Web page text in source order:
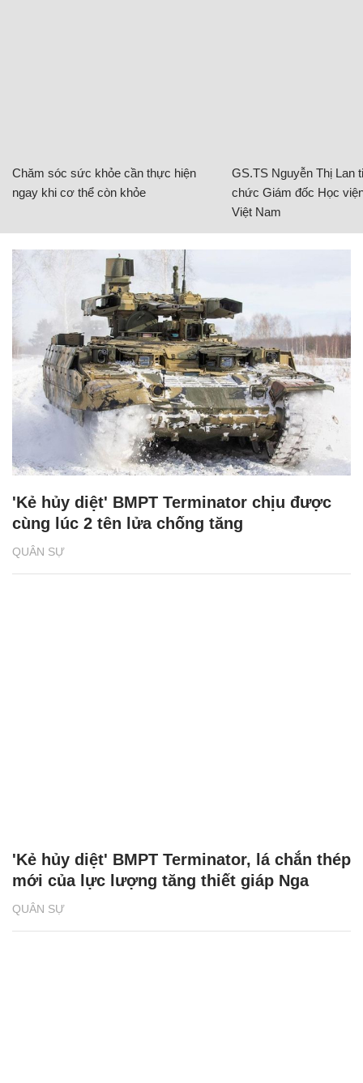
Chăm sóc sức khỏe cần thực hiện
ngay khi cơ thể còn khỏe
GS.TS Nguyễn Thị Lan
chức Giám đốc Học
Việt Nam
QUÂN SỰ
'Kẻ hủy diệt' BMPT Terminator chịu được
cùng lúc 2 tên lửa chống tăng
QUÂN SỰ
'Kẻ hủy diệt' BMPT Terminator, lá chắn thép
mới của lực lượng tăng thiết giáp Nga